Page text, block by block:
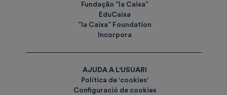
Fundação ”la Caixa”
EduCaixa
”la Caixa” Foundation
Incorpora
AJUDA A L'USUARI
Política de 'cookies'
Configuració de cookies